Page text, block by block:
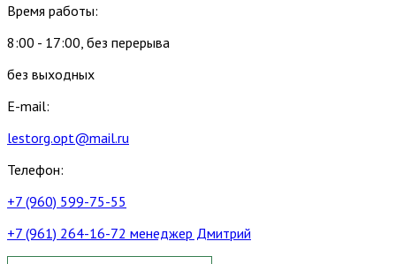
Время работы:
8:00 - 17:00, без перерыва
без выходных
E-mail:
lestorg.opt@mail.ru
Телефон:
+7 (960) 599-75-55
+7 (961) 264-16-72 менеджер Дмитрий